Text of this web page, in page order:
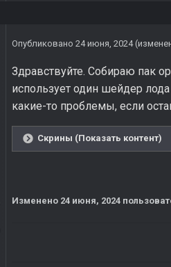
Опубликовано 24 июня, 2024
Здравствуйте. Собираю пак
использует один шейдер
какие-то проблемы, если
Скрины (Показать контент)
Изменено 24 июня, 2024